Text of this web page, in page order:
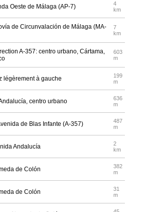
Oeste de Málaga (AP-7)
4
km
de Circunvalación de Málaga (MA-
7
km
A-357: centro urbano, Cártama,
603
m
légèrement à gauche
199
m
centro urbano
636
m
de Blas Infante (A-357)
487
m
Andalucía
2
km
de Colón
382
m
de Colón
31
m